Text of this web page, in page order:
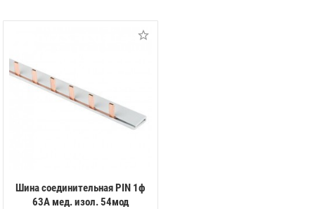
Шина соединительная PIN 1ф
63А мед. изол. 54мод